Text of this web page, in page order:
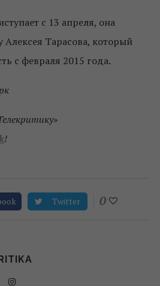
с 13 апреля, она
Алексея Тарасова, который
с февраля 2015 года.
»
!
Twitter 0